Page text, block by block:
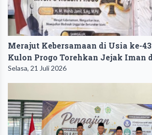
Merajut Kebersamaan di Usia ke-
Kulon Progo Torehkan Jejak Iman
Selasa, 21 Juli 2026